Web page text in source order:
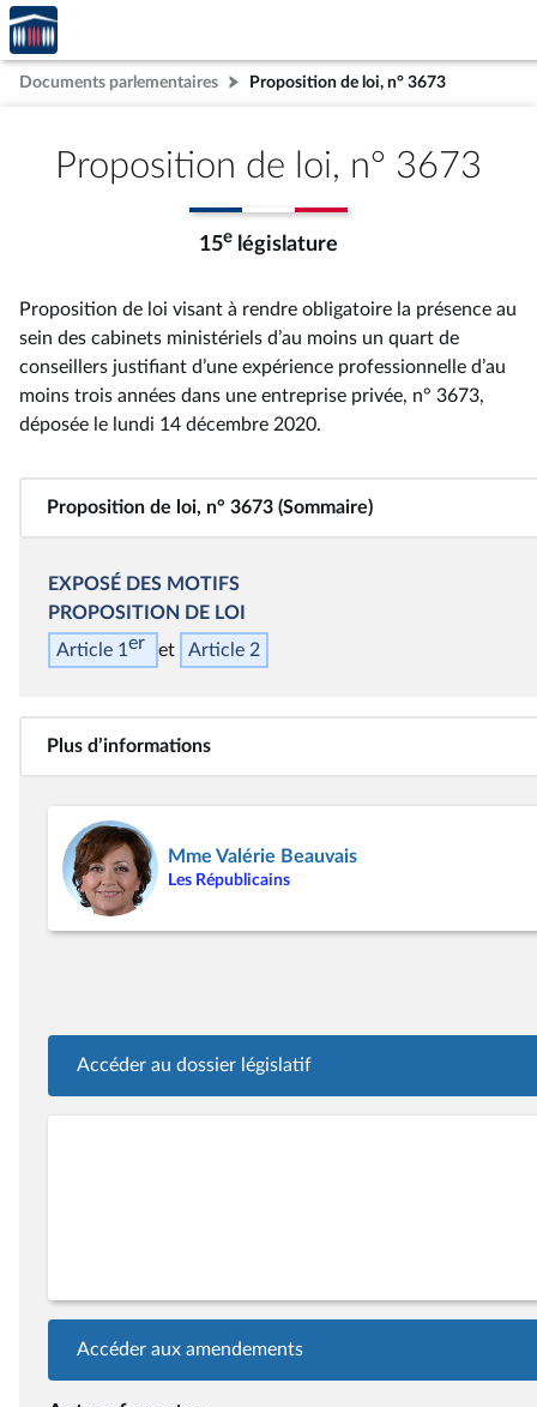
Aller au contenu
Aller en bas de la page
Accèder
à la
page
d'accueil
Documents parlementaires Proposition de loi, n° 3673
Proposition de loi, n° 3673
15e législature
Proposition de loi visant à rendre obligatoire la présence au
sein des cabinets ministériels d’au moins un quart de
conseillers justifiant d’une expérience professionnelle d’au
moins trois années dans une entreprise privée, n° 3673,
déposée le lundi 14 décembre 2020.
Proposition de loi, n° 3673 (Sommaire)
EXPOSÉ DES MOTIFS
PROPOSITION DE LOI
Article 1er Article 2
Plus d’informations
Mme Valérie Beauvais
Les Républicains
Accéder au dossier législatif
Accéder aux amendements